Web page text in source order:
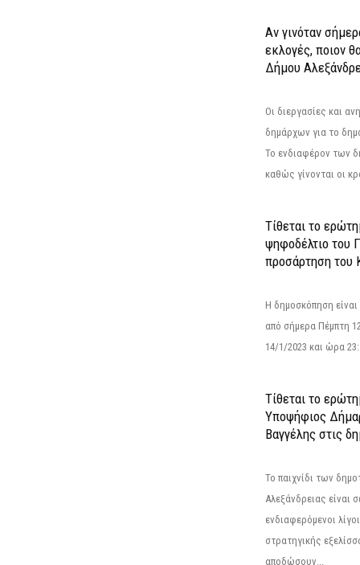
Αν γινόταν
εκλογές, ποιον
Δήμου
Οι διεργασίες και
δημάρχων για το
Το ενδιαφέρον των
καθώς γίνονται οι
Τίθεται το
ψηφοδέλτιο του
προσάρτηση του
Η δημοσκόπηση
από σήμερα Πέμπτη
14/1/2023 και ώρα
Τίθεται το
Υποψήφιος
Βαγγέλης στις
Το παιχνίδι των
Αλεξάνδρειας είναι
ενδιαφερόμενοι
στρατηγικής
αποδώσουν...